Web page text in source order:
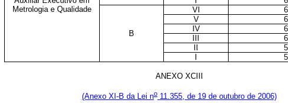
Metrologia e Qualidade
B
VI
V
IV
ANEXO XCIII
(Anexo XI-B da Lei no 11.355, de 19 de outubro de 2006)